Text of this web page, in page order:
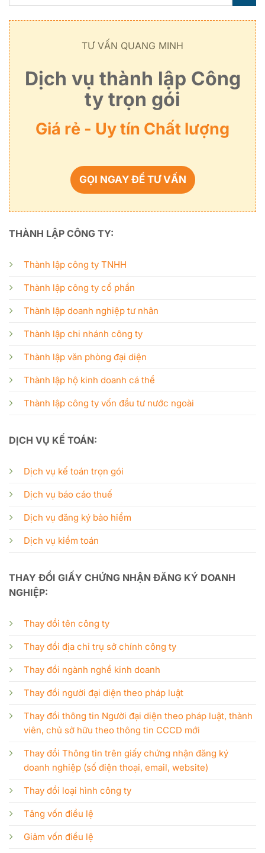
TƯ VẤN QUANG MINH
Dịch vụ thành lập Công
ty trọn gói
Giá rẻ - Uy tín Chất lượng
GỌI NGAY ĐỂ TƯ VẤN
THÀNH LẬP CÔNG TY:
Thành lập công ty TNHH
Thành lập công ty cổ phần
Thành lập doanh nghiệp tư nhân
Thành lập chi nhánh công ty
Thành lập văn phòng đại diện
Thành lập hộ kinh doanh cá thể
Thành lập công ty vốn đầu tư nước ngoài
DỊCH VỤ KẾ TOÁN:
Dịch vụ kế toán trọn gói
Dịch vụ báo cáo thuế
Dịch vụ đăng ký bảo hiểm
Dịch vụ kiểm toán
THAY ĐỔI GIẤY CHỨNG NHẬN ĐĂNG KÝ DOANH
NGHIỆP:
Thay đổi tên công ty
Thay đổi địa chỉ trụ sở chính công ty
Thay đổi ngành nghề kinh doanh
Thay đổi người đại diện theo pháp luật
Thay đổi thông tin Người đại diện theo pháp luật, thành
viên, chủ sở hữu theo thông tin CCCD mới
Thay đổi Thông tin trên giấy chứng nhận đăng ký
doanh nghiệp (số điện thoại, email, website)
Thay đổi loại hình công ty
Tăng vốn điều lệ
Giảm vốn điều lệ